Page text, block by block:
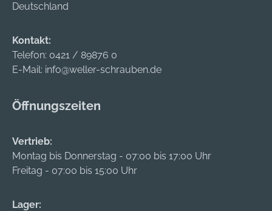
Deutschland
Kontakt:
Telefon: 0421 / 89876 0
E-Mail: info@weller-schrauben.de
Öffnungszeiten
Vertrieb:
Montag bis Donnerstag - 07:00 bis 17:00 Uhr
Freitag - 07:00 bis 15:00 Uhr
Lager: